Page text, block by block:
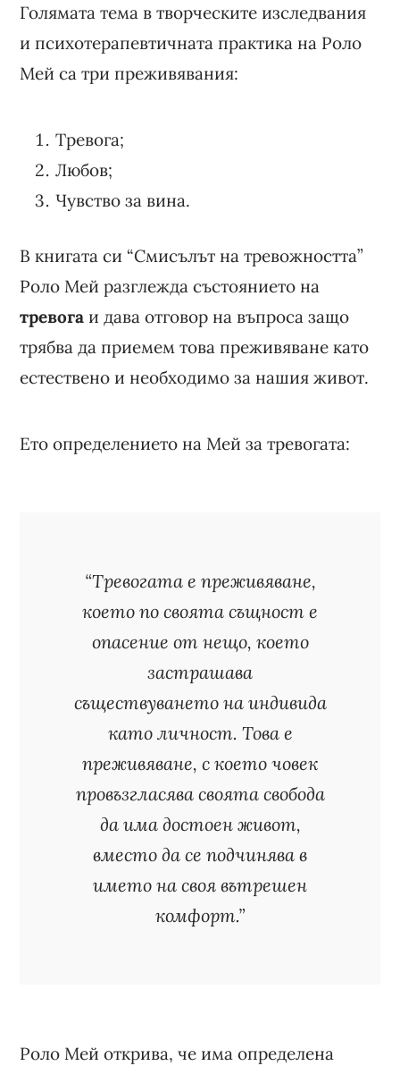
Голямата тема в творческите изследвания
и психотерапевтичната практика на Роло
Мей са три преживявания:
Тревога;
Любов;
Чувство за вина.
В книгата си “Смисълът на тревожността”
Роло Мей разглежда състоянието на
тревога и дава отговор на въпроса защо
трябва да приемем това преживяване като
естествено и необходимо за нашия живот.
Ето определението на Мей за тревогата:
“Тревогата е преживяване,
което по своята същност е
опасение от нещо, което
застрашава
съществуването на индивида
като личност. Това е
преживяване, с което човек
провъзгласява своята свобода
да има достоен живот,
вместо да се подчинява в
името на своя вътрешен
комфорт.”
Роло Мей открива, че има определена